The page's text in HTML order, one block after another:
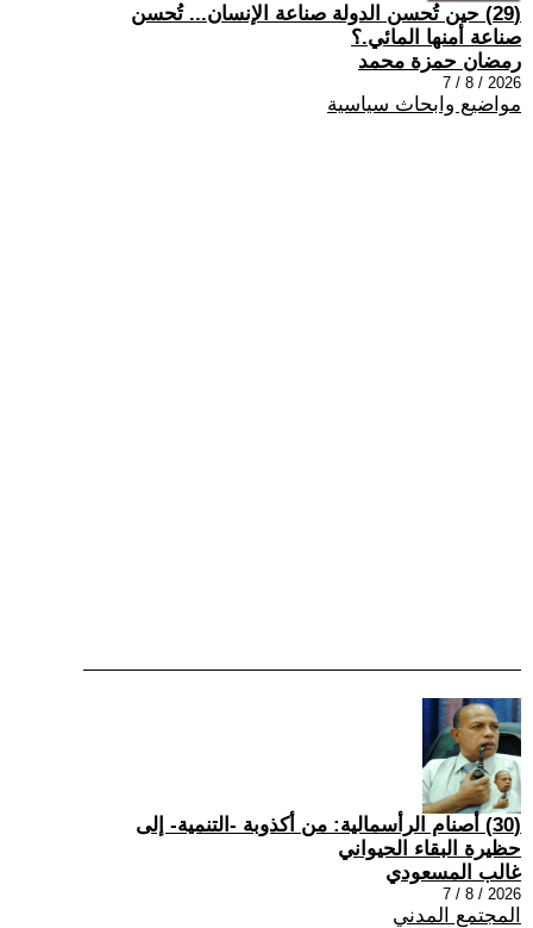
(29) حين تُحسن الدولة صناعة الإنسان... تُحسن
صناعة أمنها المائي.؟
رمضان حمزة محمد
2026 / 8 / 7
مواضيع وابحاث سياسية
(30) أصنام الرأسمالية: من أكذوبة -التنمية- إلى
حظيرة البقاء الحيواني
غالب المسعودي
2026 / 8 / 7
المجتمع المدني